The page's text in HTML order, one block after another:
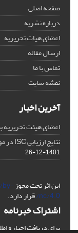
صفحه اصلی
درباره نشریه
اعضای هیات تحریریه
ارسال مقاله
تماس با ما
نقشه سایت
آخرین اخبار
اعضای هیئت تحریریه
نتایج ارزیابی ISC در مورد رتبه بندی نشریات علمی کشور در سال 1399
1401-12-26
این اثر تحت مجوزby-
nc/4.0/ قرار دارد.
اشتراک خبرنامه
برای دریافت اخبار و